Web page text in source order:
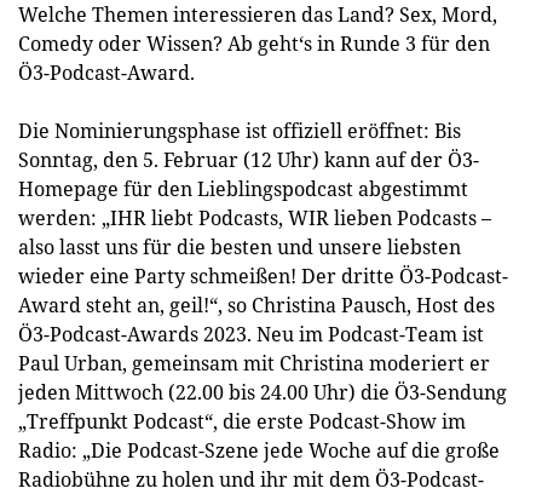
Welche Themen interessieren das Land? Sex, Mord,
Comedy oder Wissen? Ab geht‘s in Runde 3 für den
Ö3-Podcast-Award.
Die Nominierungsphase ist offiziell eröffnet: Bis
Sonntag, den 5. Februar (12 Uhr) kann auf der Ö3-
Homepage für den Lieblingspodcast abgestimmt
werden: „IHR liebt Podcasts, WIR lieben Podcasts –
also lasst uns für die besten und unsere liebsten
wieder eine Party schmeißen! Der dritte Ö3-Podcast-
Award steht an, geil!“, so Christina Pausch, Host des
Ö3-Podcast-Awards 2023. Neu im Podcast-Team ist
Paul Urban, gemeinsam mit Christina moderiert er
jeden Mittwoch (22.00 bis 24.00 Uhr) die Ö3-Sendung
„Treffpunkt Podcast“, die erste Podcast-Show im
Radio: „Die Podcast-Szene jede Woche auf die große
Radiobühne zu holen und ihr mit dem Ö3-Podcast-